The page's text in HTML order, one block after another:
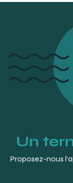
Document
https://
content/uploads/
2009_Medecine-
MITCHELL,
Guide to
Wilkins. Baltimore.
MAI S. Dental
San Diego Pre-
https://
seringues-
Un
Proposez-nous